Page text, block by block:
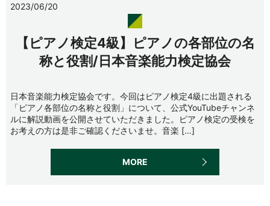
2023/06/20
【ピアノ検定4級】ピアノの各部位の名
称と役割/日本音楽能力検定協会
日本音楽能力検定協会です。今回はピアノ検定4級に出題される
「ピアノ各部位の名称と役割」について、公式YouTubeチャンネ
ルに解説動画を公開させていただきました。ピアノ検定の受検を
お考えの方は是非ご確認くださいませ。音楽 […]
MORE